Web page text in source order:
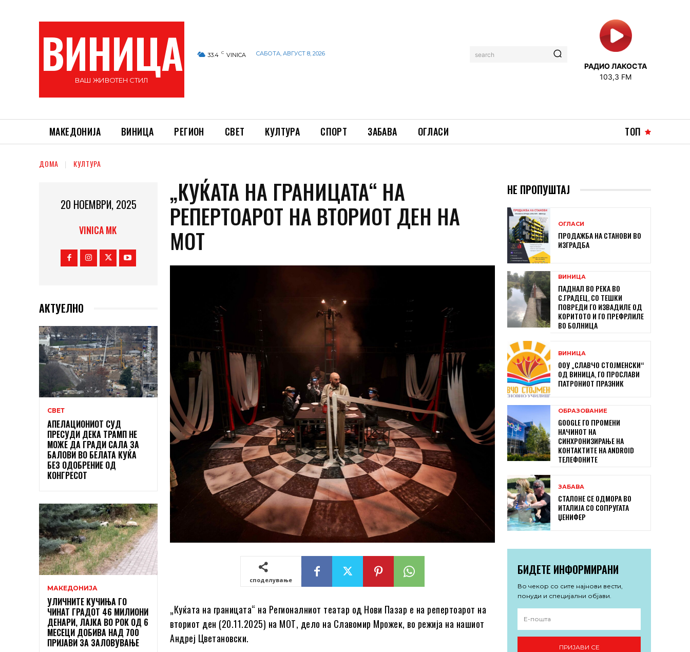
ВИНИЦА
ВАШ ЖИВОТЕН СТИЛ
33.4 C VINICA САБОТА, АВГУСТ 8, 2026 search
РАДИО ЛАКОСТА
103,3 FM
МАКЕДОНИЈА ВИНИЦА РЕГИОН СВЕТ КУЛТУРА СПОРТ ЗАБАВА ОГЛАСИ ТОП
ДОМА КУЛТУРА
20 НОЕМВРИ, 2025
VINICA MK
АКТУЕЛНО
СВЕТ
АПЕЛАЦИОНИОТ СУД
ПРЕСУДИ ДЕКА ТРАМП НЕ
МОЖЕ ДА ГРАДИ САЛА ЗА
БАЛОВИ ВО БЕЛАТА КУЌА
БЕЗ ОДОБРЕНИЕ ОД
КОНГРЕСОТ
МАКЕДОНИЈА
УЛИЧНИТЕ КУЧИЊА ГО
ЧИНАТ ГРАДОТ 46 МИЛИОНИ
ДЕНАРИ, ЛАЈКА ВО РОК ОД 6
МЕСЕЦИ ДОБИВА НАД 700
ПРИЈАВИ ЗА ЗАЛОВУВАЊЕ
„КУЌАТА НА ГРАНИЦАТА“ НА
РЕПЕРТОАРОТ НА ВТОРИОТ ДЕН НА
МОТ
споделување
„Куќата на границата“ на Регионалниот театар од Нови Пазар е на репертоарот на
вториот ден (20.11.2025) на МОТ, дело на Славомир Мрожек, во режија на нашиот
Андреј Цветановски.
НЕ ПРОПУШТАЈ
ОГЛАСИ
ПРОДАЖБА НА СТАНОВИ ВО
ИЗГРАДБА
ВИНИЦА
ПАДНАЛ ВО РЕКА ВО
С.ГРАДЕЦ, СО ТЕШКИ
ПОВРЕДИ ГО ИЗВАДИЛЕ ОД
КОРИТОТО И ГО ПРЕФРЛИЛЕ
ВО БОЛНИЦА
ВИНИЦА
ООУ „СЛАВЧО СТОЈМЕНСКИ“
ОД ВИНИЦА, ГО ПРОСЛАВИ
ПАТРОНИОТ ПРАЗНИК
ОБРАЗОВАНИЕ
GOOGLE ГО ПРОМЕНИ
НАЧИНОТ НА
СИНХРОНИЗИРАЊЕ НА
КОНТАКТИТЕ НА ANDROID
ТЕЛЕФОНИТЕ
ЗАБАВА
СТАЛОНЕ СЕ ОДМОРА ВО
ИТАЛИЈА СО СОПРУГАТА
ЏЕНИФЕР
БИДЕТЕ ИНФОРМИРАНИ
Во чекор со сите најнови вести,
понуди и специјални објави.
ПРИЈАВИ СЕ